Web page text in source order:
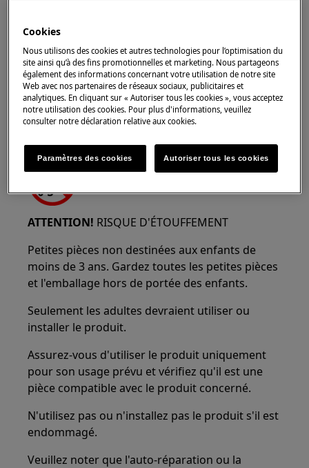
ATTENTION !RISQUE DE BRÛLURES
Avant toute réparation ou opération de
maintenance, assurez-vous que l'appareil n'est
pas chaud.
ATTENTION! RISQUE D'ÉTOUFFEMENT
Petites pièces non destinées aux enfants de
moins de 3 ans. Gardez toutes les petites pièces
et l'emballage hors de portée des enfants.
Seulement les adultes devraient utiliser ou
installer le produit.
Assurez-vous d'utiliser le produit uniquement
pour son usage prévu et vérifiez qu'il est une
pièce compatible avec le produit concerné.
N'utilisez pas ou n'installez pas le produit s'il est
endommagé.
Veuillez noter que l'auto-réparation ou la
Cookies
Nous utilisons des cookies et autres technologies pour l’optimisation du
site ainsi qu’à des fins promotionnelles et marketing. Nous partageons
également des informations concernant votre utilisation de notre site
Web avec nos partenaires de réseaux sociaux, publicitaires et
analytiques. En cliquant sur « Autoriser tous les cookies », vous acceptez
notre utilisation des cookies. Pour plus d'informations, veuillez
consulter notre déclaration relative aux cookies.
Paramètres des cookies Autoriser tous les cookies